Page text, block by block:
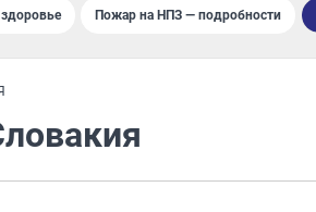
Пожар на НПЗ — подробности